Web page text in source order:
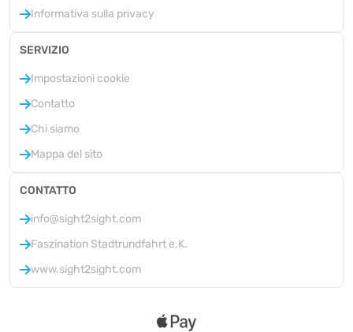
Informativa sulla privacy
SERVIZIO
Impostazioni cookie
Contatto
Chi siamo
Mappa del sito
CONTATTO
info@sight2sight.com
Faszination Stadtrundfahrt e.K.
www.sight2sight.com